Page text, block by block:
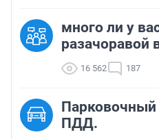
много ли у
разачоравой
16 562 187
Парковочный
ПДД.